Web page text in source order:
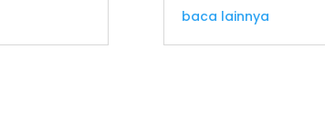
baca lainnya